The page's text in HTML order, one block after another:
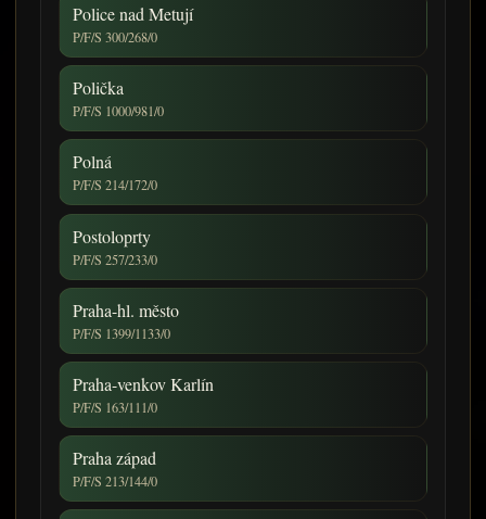
Police nad Metují
P/F/S 300/268/0
Polička
P/F/S 1000/981/0
Polná
P/F/S 214/172/0
Postoloprty
P/F/S 257/233/0
Praha-hl. město
P/F/S 1399/1133/0
Praha-venkov Karlín
P/F/S 163/111/0
Praha západ
P/F/S 213/144/0